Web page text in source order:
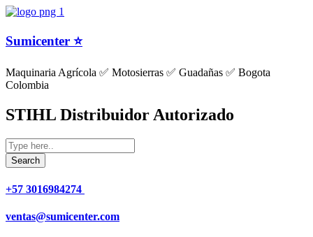
Sumicenter ⭐
Maquinaria Agrícola ✅ Motosierras ✅ Guadañas ✅ Bogota
Colombia
STIHL Distribuidor Autorizado
+57 3016984274 ​
ventas@sumicenter.com